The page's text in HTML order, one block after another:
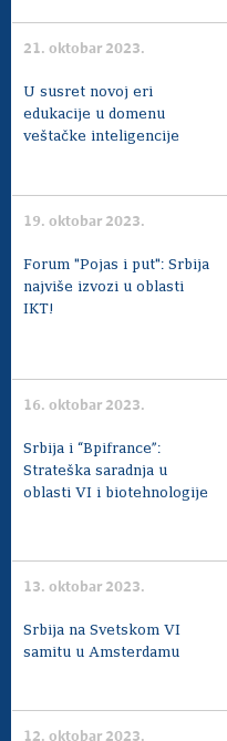
21. oktobar 2023.
U susret novoj eri
edukacije u domenu
veštačke inteligencije
19. oktobar 2023.
Forum "Pojas i put": Srbija
najviše izvozi u oblasti
IKT!
16. oktobar 2023.
Srbija i “Bpifrance”:
Strateška saradnja u
oblasti VI i biotehnologije
13. oktobar 2023.
Srbija na Svetskom VI
samitu u Amsterdamu
12. oktobar 2023.